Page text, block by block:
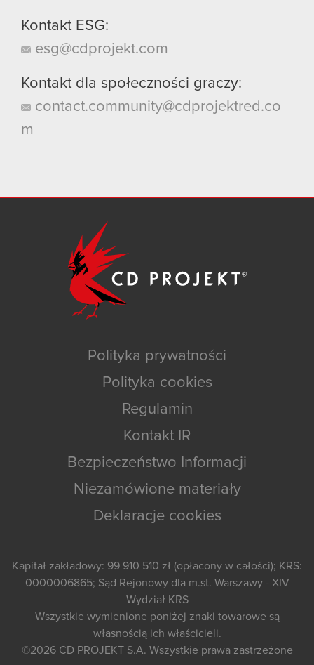
Kontakt ESG:
esg@cdprojekt.com
Kontakt dla społeczności graczy:
contact.community@cdprojektred.co
m
Polityka prywatności
Polityka cookies
Regulamin
Kontakt IR
Bezpieczeństwo Informacji
Niezamówione materiały
Deklaracje cookies
Kapitał zakładowy: 99 910 510 zł (opłacony w całości); KRS:
0000006865; Sąd Rejonowy dla m.st. Warszawy - XIV
Wydział KRS
Wszystkie wymienione poniżej znaki towarowe są
własnością ich właścicieli.
©2026 CD PROJEKT S.A. Wszystkie prawa zastrzeżone